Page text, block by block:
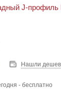
Нашли
- бесплатно